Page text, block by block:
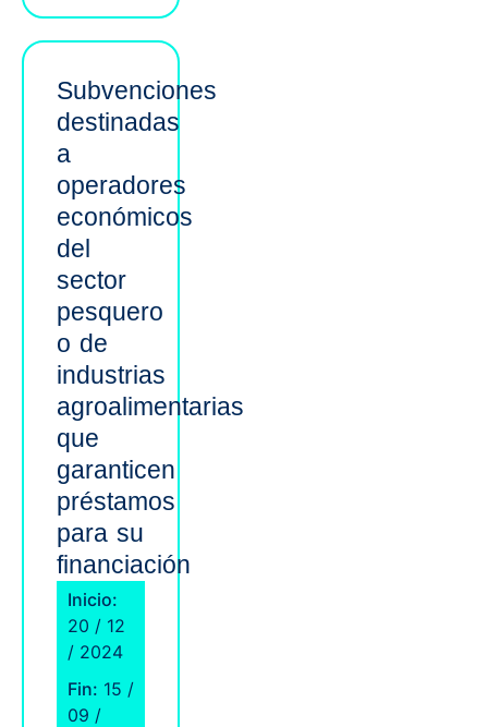
Subvenciones
destinadas
a
operadores
económicos
del
sector
pesquero
o de
industrias
agroalimentarias
que
garanticen
préstamos
para su
financiación
Inicio:
20 / 12
/ 2024
Fin: 15 /
09 /